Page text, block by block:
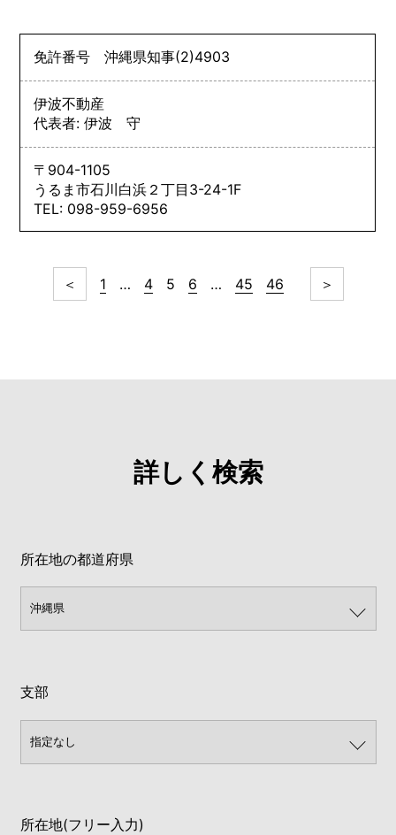
免許番号沖縄県知事(2)4903
伊波不動産
代表者: 伊波 守
〒904-1105
うるま市石川白浜２丁目3-24-1F
TEL: 098-959-6956
＜ 1 … 4 5 6 … 45 46 ＞
詳しく検索
所在地の都道府県
支部
所在地(フリー入力)